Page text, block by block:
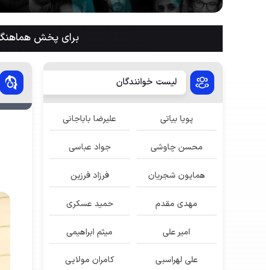
برای پخش
لیست خوانندگان
پویا بیاتی علیرضا باباجانی
محسن چاوشی جواد عباسی
همایون شجریان فرزاد فرزین
مهدی مقدم حمید عسکری
امیر علی میثم ابراهیمی
علی لهراسبی کامران مولایی